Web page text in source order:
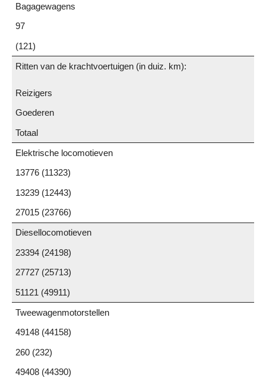
Bagagewagens
97
(121)
Ritten van de krachtvoertuigen (in duiz. km):
Reizigers
Goederen
Totaal
Elektrische locomotieven
13776 (11323)
13239 (12443)
27015 (23766)
Diesellocomotieven
23394 (24198)
27727 (25713)
51121 (49911)
Tweewagenmotorstellen
49148 (44158)
260 (232)
49408 (44390)